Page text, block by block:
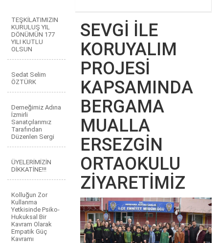
TEŞKİLATIMIZIN
KURULUŞ YIL
DÖNÜMÜN 177
YILI KUTLU
OLSUN
Sedat Selim
ÖZTÜRK
Derneğimiz Adına
İzmirli
Sanatçılarımız
Tarafından
Düzenlen Sergi
ÜYELERİMİZİN
DİKKATİNE!!!
Kolluğun Zor
Kullanma
Yetkisinde Psiko-
Hukuksal Bir
Kavram Olarak
Empatik Güç
Kavramı
SEVGİ İLE
KORUYALIM
PROJESİ
KAPSAMINDA
BERGAMA
MUALLA
ERSEZGİN
ORTAOKULU
ZİYARETİMİZ